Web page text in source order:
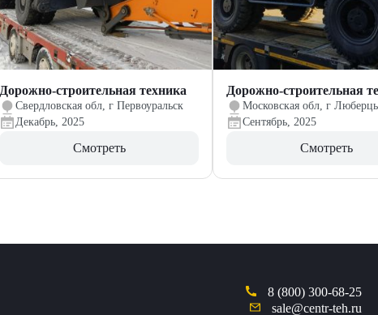
Дорожно-строительная техника
Свердловская обл, г Первоуральск
Декабрь, 2025
Смотреть
Дорожно-строительная
Московская обл, г
Сентябрь, 2025
Смотреть
8 (800) 300-68-25
sale@centr-teh.ru